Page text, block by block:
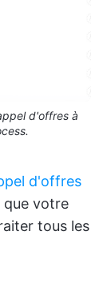
d'offres à
d'offres
que votre
tous les